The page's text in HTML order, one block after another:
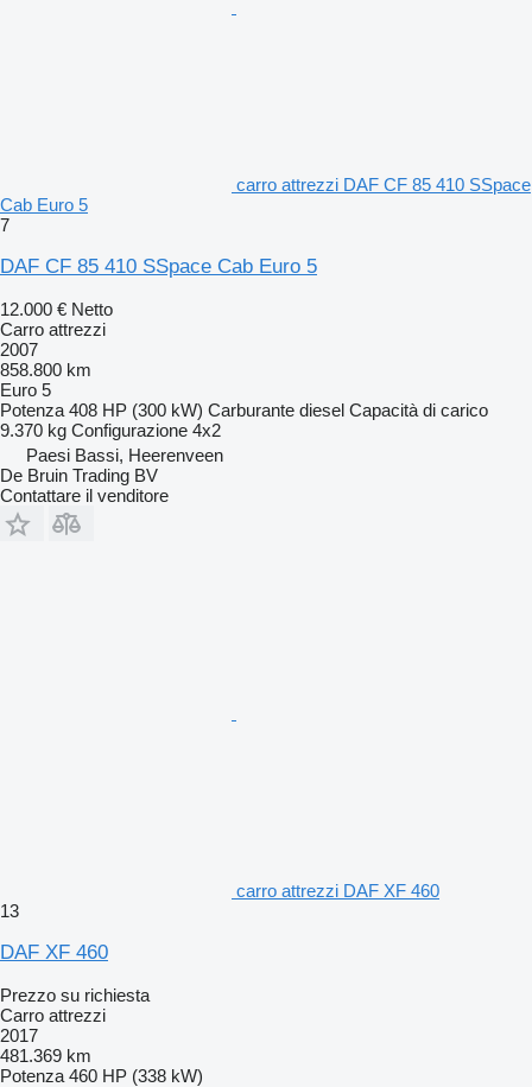
carro attrezzi DAF CF 85 410 SSpace
Cab Euro 5
7
DAF CF 85 410 SSpace Cab Euro 5
12.000 € Netto
Carro attrezzi
2007
858.800 km
Euro 5
Potenza 408 HP (300 kW) Carburante diesel Capacità di carico
9.370 kg Configurazione 4x2
Paesi Bassi, Heerenveen
De Bruin Trading BV
Contattare il venditore
carro attrezzi DAF XF 460
13
DAF XF 460
Prezzo su richiesta
Carro attrezzi
2017
481.369 km
Potenza 460 HP (338 kW)